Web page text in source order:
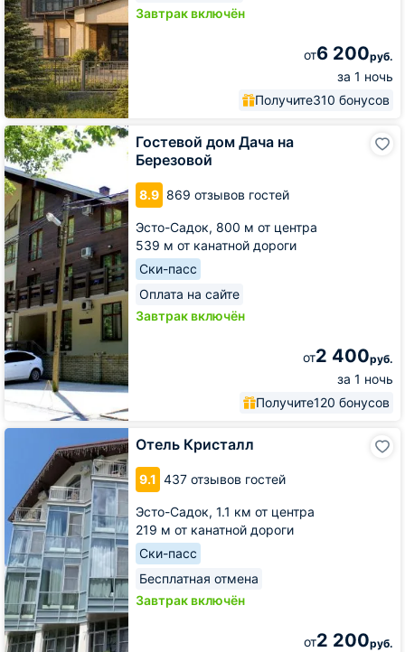
Завтрак включён
от6 200руб.
за 1 ночь
Получите310 бонусов
Гостевой дом Дача на
Березовой
8.9 869 отзывов гостей
Эсто-Садок, 800 м от центра
539 м от канатной дороги
Ски-пасс
Оплата на сайте
Завтрак включён
от2 400руб.
за 1 ночь
Получите120 бонусов
Гостевой
дом
Дача
на
Березовой
Отель Кристалл
9.1 437 отзывов гостей
Эсто-Садок, 1.1 км от центра
219 м от канатной дороги
Ски-пасс
Бесплатная отмена
Завтрак включён
от2 200руб.
Отель
Кристалл